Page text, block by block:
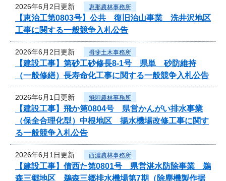
2026年6月2日更新 恵那農林事務所
【恵治工第0803号】公共 復旧治山事業 洗井沢地区
工事に関する一般競争入札公告
2026年6月2日更新 揖斐土木事務所
【建設工事】第砂工砂修長8-1号 県単 砂防維持
（一般修繕）長寿命化工事に関する一般競争入札公告
2026年6月1日更新 飛騨農林事務所
【建設工事】飛か第0804号 県営かんがい排水事業
（保全合理化型）中根地区 揚水機場改修工事に関す
る一般競争入札公告
2026年6月1日更新 西濃農林事務所
【建設工事】債西た第0801号 県営湛水防除事業 鵜
森三郷地区 鵜森三郷排水機場第7期（除塵機製作据